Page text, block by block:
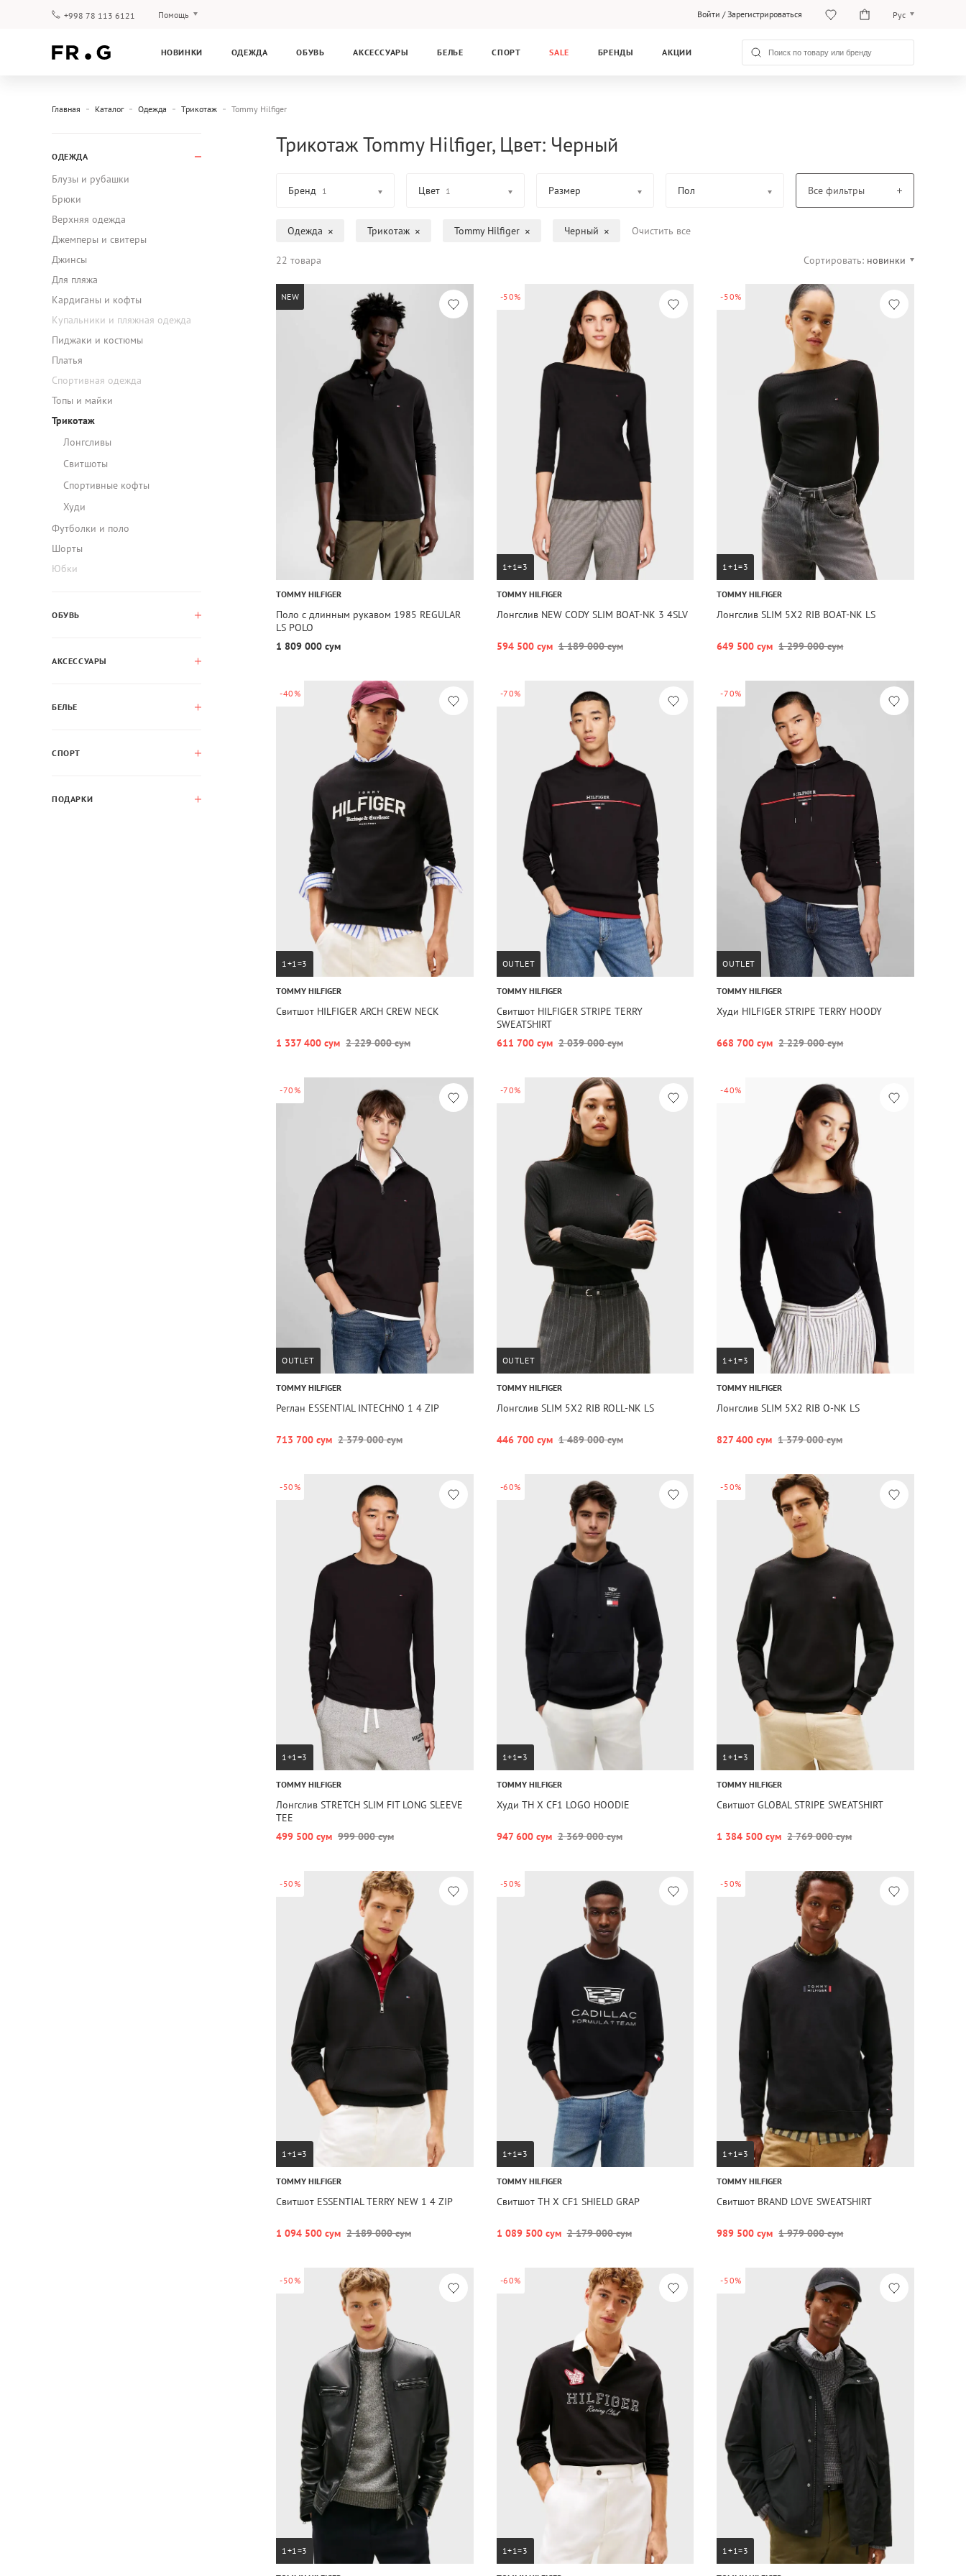
+998 78 113 6121 Помощь
Гарантия
Войти /Зарегистрироваться Рус
Рус
НОВИНКИ ОДЕЖДА ОБУВЬ АКСЕССУАРЫ БЕЛЬЕ СПОРТ SALE БРЕНДЫ АКЦИИ
Главная Каталог Одежда Трикотаж Tommy Hilfiger
ОДЕЖДА
Блузы и рубашки
Брюки
Верхняя одежда
Джемперы и свитеры
Джинсы
Для пляжа
Кардиганы и кофты
Купальники и пляжная одежда
Пиджаки и костюмы
Платья
Спортивная одежда
Топы и майки
Трикотаж
Лонгсливы
Свитшоты
Спортивные кофты
Худи
Футболки и поло
Шорты
Юбки
ОБУВЬ
АКСЕССУАРЫ
БЕЛЬЕ
СПОРТ
ПОДАРКИ
Трикотаж Tommy Hilfiger, Цвет: Черный
Бренд 1 Цвет 1 Размер Пол Все фильтры
Одежда Трикотаж Tommy Hilfiger Черный Очистить все
22 товара Сортировать: новинки
NEW
TOMMY HILFIGER
Поло с длинным рукавом 1985 REGULAR
LS POLO
1 809 000 сум
-50%
1+1=3
TOMMY HILFIGER
Лонгслив NEW CODY SLIM BOAT-NK 3 4SLV
594 500 сум 1 189 000 сум
-50%
1+1=3
TOMMY HILFIGER
Лонгслив SLIM 5X2 RIB BOAT-NK LS
649 500 сум 1 299 000 сум
-40%
1+1=3
TOMMY HILFIGER
Свитшот HILFIGER ARCH CREW NECK
1 337 400 сум 2 229 000 сум
-70%
OUTLET
TOMMY HILFIGER
Свитшот HILFIGER STRIPE TERRY
SWEATSHIRT
611 700 сум 2 039 000 сум
-70%
OUTLET
TOMMY HILFIGER
Худи HILFIGER STRIPE TERRY HOODY
668 700 сум 2 229 000 сум
-70%
OUTLET
TOMMY HILFIGER
Реглан ESSENTIAL INTECHNO 1 4 ZIP
713 700 сум 2 379 000 сум
-70%
OUTLET
TOMMY HILFIGER
Лонгслив SLIM 5X2 RIB ROLL-NK LS
446 700 сум 1 489 000 сум
-40%
1+1=3
TOMMY HILFIGER
Лонгслив SLIM 5X2 RIB O-NK LS
827 400 сум 1 379 000 сум
-50%
1+1=3
TOMMY HILFIGER
Лонгслив STRETCH SLIM FIT LONG SLEEVE
TEE
499 500 сум 999 000 сум
-60%
1+1=3
TOMMY HILFIGER
Худи TH X CF1 LOGO HOODIE
947 600 сум 2 369 000 сум
-50%
1+1=3
TOMMY HILFIGER
Свитшот GLOBAL STRIPE SWEATSHIRT
1 384 500 сум 2 769 000 сум
-50%
1+1=3
TOMMY HILFIGER
Свитшот ESSENTIAL TERRY NEW 1 4 ZIP
1 094 500 сум 2 189 000 сум
-50%
1+1=3
TOMMY HILFIGER
Свитшот TH X CF1 SHIELD GRAP
1 089 500 сум 2 179 000 сум
-50%
1+1=3
TOMMY HILFIGER
Свитшот BRAND LOVE SWEATSHIRT
989 500 сум 1 979 000 сум
-50%
1+1=3
-60%
1+1=3
-50%
1+1=3